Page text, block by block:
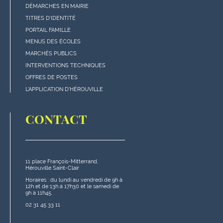
Menu
"Accès
rapides"
en
bas
de
page
DÉMARCHES EN MAIRIE
TITRES D'IDENTITÉ
PORTAIL FAMILLE
MENUS DES ÉCOLES
MARCHÉS PUBLICS
INTERVENTIONS TECHNIQUES
OFFRES DE POSTES
L'APPLICATION D'HÉROUVILLE
CONTACT
11 place François-Mitterrand,
Hérouville Saint-Clair
Horaires : du lundi au vendredi de 9h à
12h et de 13h à 17h30 et le samedi de
9h à 11h45.
02 31 45 33 11